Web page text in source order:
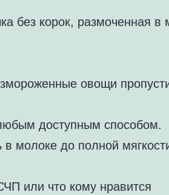
без корок, размоченная в
овощи
доступным способом.
в молоке до полной
или что кому нравится